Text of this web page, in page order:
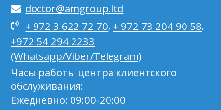
doctor@amgroup.ltd
+ 972 3 622 72 70, + 972 73 204 90 58,
+972 54 294 2233
(Whatsapp/Viber/Telegram)
Часы работы центра клиентского
обслуживания:
Ежедневно: 09:00-20:00